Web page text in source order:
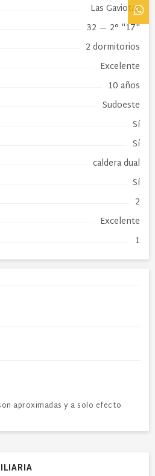
Las Gaviotas
32 — 2° "17"
2 dormitorios
Excelente
10 años
Sudoeste
Sí
Sí
caldera dual
Sí
2
Excelente
1
aproximadas y a solo efecto